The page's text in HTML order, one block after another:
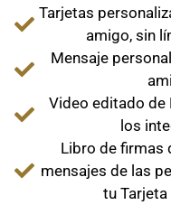
Tarjetas
amigo, sin
Mensaje
Video editado de
los
Libro de firmas
mensajes de las
tu